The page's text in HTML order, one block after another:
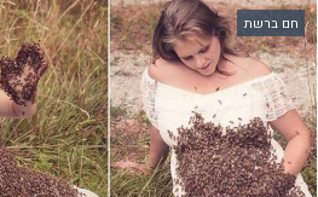
חם ברשת